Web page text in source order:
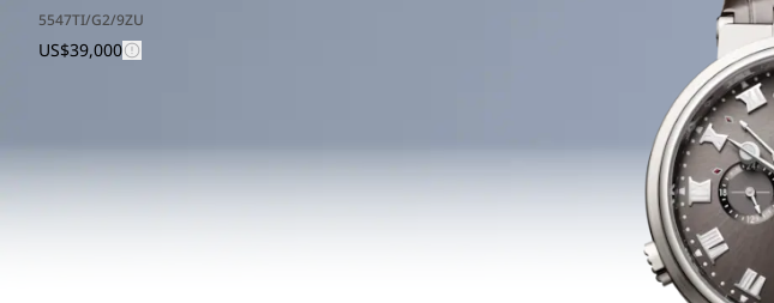
5547TI/G2/9ZU
US$39,000